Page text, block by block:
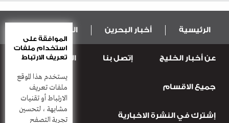
الرئيسية أخبار البحرين المال و الاقتصاد
عربية ودولية الرياضة
قضـايــا وحـــوادث أعمدة
عن أخبار الخليج إتصل بنا المطبعة
جميع الاقسام
إشترك في النشرة الاخبارية
الموافقة على
استخدام ملفات
تعريف الارتباط
يستخدم هذا الموقع
ملفات تعريف
الارتباط أو تقنيات
مشابهة ، لتحسين
تجربة التصفح